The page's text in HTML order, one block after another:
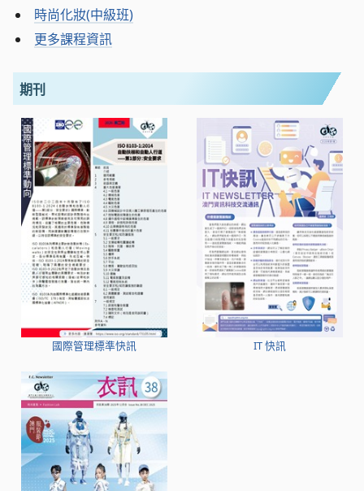
時尚化妝(中級班)
更多課程資訊
期刊
國際管理標準快訊 IT 快訊